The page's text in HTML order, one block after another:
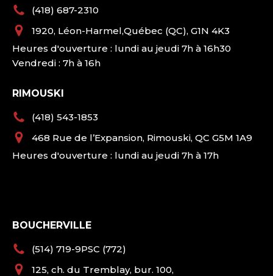
(418) 687-2310
1920, Léon-Harmel,Québec (QC), G1N 4K3
Heures d'ouverture : lundi au jeudi 7h à 16h30
Vendredi : 7h à 16h
RIMOUSKI
(418) 543-1853
468 Rue de l’Expansion, Rimouski, QC G5M 1A9
Heures d'ouverture : lundi au jeudi 7h à 17h
BOUCHERVILLE
(514) 719-9PSC (772)
125, ch. du Tremblay, bur. 100,